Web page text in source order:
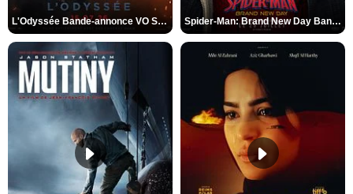
L'Odyssée Bande-annonce VO STFR Spider-Man: Brand New Day Bande-annonce VO STFR